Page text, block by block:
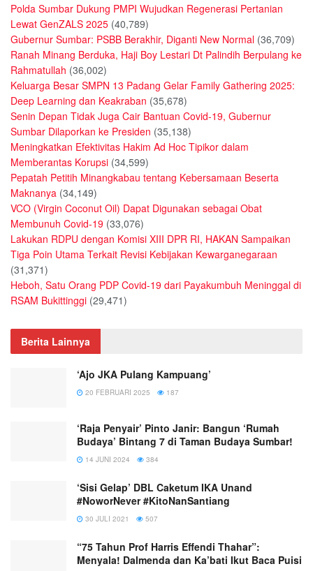
Polda Sumbar Dukung PMPI Wujudkan Regenerasi Pertanian
Lewat GenZALS 2025 (40,789)
Gubernur Sumbar: PSBB Berakhir, Diganti New Normal (36,709)
Ranah Minang Berduka, Haji Boy Lestari Dt Palindih Berpulang ke
Rahmatullah (36,002)
Keluarga Besar SMPN 13 Padang Gelar Family Gathering 2025:
Deep Learning dan Keakraban (35,678)
Senin Depan Tidak Juga Cair Bantuan Covid-19, Gubernur
Sumbar Dilaporkan ke Presiden (35,138)
Meningkatkan Efektivitas Hakim Ad Hoc Tipikor dalam
Memberantas Korupsi (34,599)
Pepatah Petitih Minangkabau tentang Kebersamaan Beserta
Maknanya (34,149)
VCO (Virgin Coconut Oil) Dapat Digunakan sebagai Obat
Membunuh Covid-19 (33,076)
Lakukan RDPU dengan Komisi XIII DPR RI, HAKAN Sampaikan
Tiga Poin Utama Terkait Revisi Kebijakan Kewarganegaraan
(31,371)
Heboh, Satu Orang PDP Covid-19 dari Payakumbuh Meninggal di
RSAM Bukittinggi (29,471)
Berita Lainnya
‘Ajo JKA Pulang Kampuang’
20 FEBRUARI 2025 187
‘Raja Penyair’ Pinto Janir: Bangun ‘Rumah
Budaya’ Bintang 7 di Taman Budaya Sumbar!
14 JUNI 2024 384
‘Sisi Gelap’ DBL Caketum IKA Unand
#NoworNever #KitoNanSantiang
30 JULI 2021 507
“75 Tahun Prof Harris Effendi Thahar”:
Menyala! Dalmenda dan Ka’bati Ikut Baca Puisi